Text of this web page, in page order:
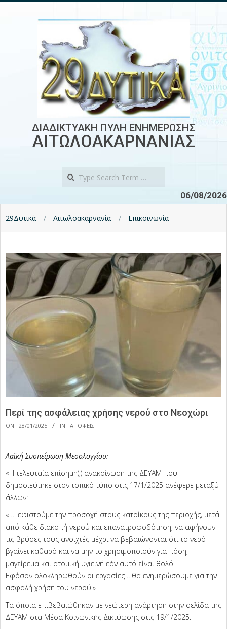
ΔΙΑΔΙΚΤΥΑΚΗ ΠΥΛΗ ΕΝΗΜΕΡΩΣΗΣ
ΑΙΤΩΛΟΑΚΑΡΝΑΝΙΑΣ
06/08/2026
29Δυτικά Αιτωλοακαρνανία Επικοινωνία
Περί της ασφάλειας χρήσης νερού στο Νεοχώρι
ON: 28/01/2025 IN: ΑΠΟΨΕΙΣ
Λαϊκή Συσπείρωση Μεσολογγίου:
«Η τελευταία επίσημη(;) ανακοίνωση της ΔΕΥΑΜ που
δημοσιεύτηκε στον τοπικό τύπο στις 17/1/2025 ανέφερε μεταξύ
άλλων:
«…. εφιστούμε την προσοχή στους κατοίκους της περιοχής, μετά
από κάθε διακοπή νερού και επανατροφοδότηση, να αφήνουν
τις βρύσες τους ανοιχτές μέχρι να βεβαιώνονται ότι το νερό
βγαίνει καθαρό και να μην το χρησιμοποιούν για πόση,
μαγείρεμα και ατομική υγιεινή εάν αυτό είναι θολό.
Εφόσον ολοκληρωθούν οι εργασίες …θα ενημερώσουμε για την
ασφαλή χρήση του νερού.»
Τα όποια επιβεβαιώθηκαν με νεώτερη ανάρτηση στην σελίδα της
ΔΕΥΑΜ στα Μέσα Κοινωνικής Δικτύωσης στις 19/1/2025.